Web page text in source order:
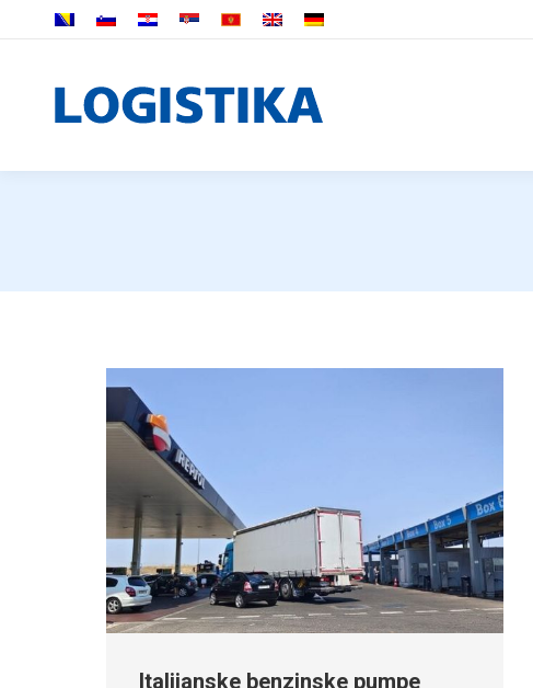
Italijanske benzinske pumpe